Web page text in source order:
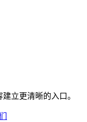
立更清晰的入口。